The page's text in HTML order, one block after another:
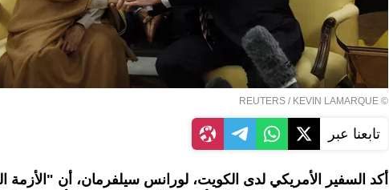
©
REUTERS / KEVIN LAMARQUE
تابعنا عبر
أكد السفير الأمريكي لدى الكويت، لورانس سيلفرمان، أن "الأزمة